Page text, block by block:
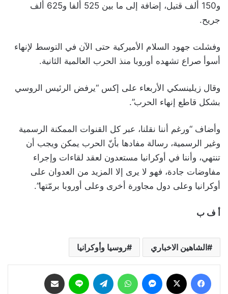
و150 ألف قتيل، إضافة إلى ما بين 525 ألفا و625 ألف
جريح.
وفشلت جهود السلام الأميركية حتى الآن في التوسط لإنهاء
أسوأ صراع تشهده أوروبا منذ الحرب العالمية الثانية.
وقال زيلينسكي الأربعاء على إكس “يرفض الرئيس الروسي
بشكل قاطع إنهاء الحرب”.
وأضاف “ورغم أننا نقلنا، عبر كل القنوات الممكنة الرسمية
وغير الرسمية، رسالة مفادها بأنّ الحرب يمكن ويجب أن
تنتهي، وأننا في أوكرانيا مستعدون لعقد لقاءات وإجراء
مفاوضات جادة، فهو لا يرى إلا المزيد من العدوان على
أوكرانيا وعلى دول مجاورة أخرى وعلى أوروبا برمّتها”.
أ ف ب
الشاهين الاخباري روسيا وأوكرانيا
فيسبوك ماسنجر واتساب تيلقرام لاين